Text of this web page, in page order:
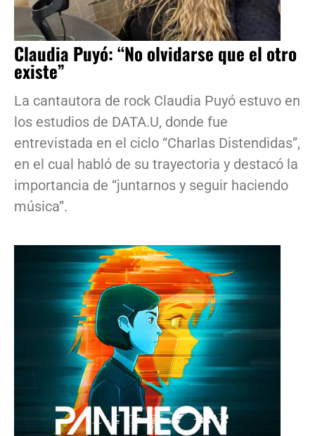
Claudia Puyó: “No olvidarse que el otro
existe”
La cantautora de rock Claudia Puyó estuvo en
los estudios de DATA.U, donde fue
entrevistada en el ciclo “Charlas Distendidas”,
en el cual habló de su trayectoria y destacó la
importancia de “juntarnos y seguir haciendo
música”.